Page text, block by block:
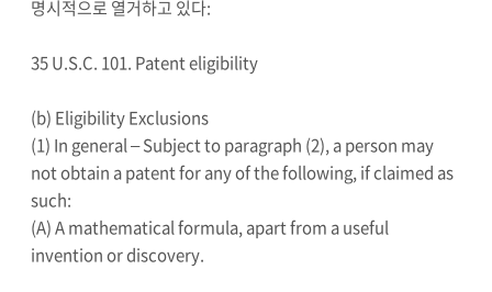
명시적으로 열거하고 있다:
35 U.S.C. 101. Patent eligibility
(b) Eligibility Exclusions
(1) In general – Subject to paragraph (2), a person may
not obtain a patent for any of the following, if claimed as
such:
(A) A mathematical formula, apart from a useful
invention or discovery.